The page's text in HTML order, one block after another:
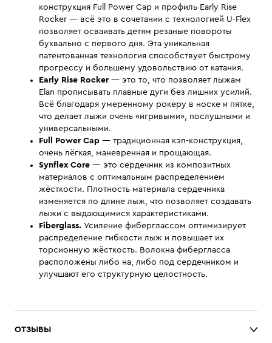
конструкция Full Power Cap и профиль Early Rise
Rocker — всё это в сочетании с технологией U-Flex
позволяет осваивать детям резаные повороты
буквально с первого дня. Эта уникальная
патентованная технология способствует быстрому
прогрессу и большему удовольствию от катания.
Early Rise Rocker— это то, что позволяет лыжам
Elan прописывать плавные дуги без лишних усилий.
Всё благодаря умеренному рокеру в носке и пятке,
что делает лыжи очень «игривыми», послушными и
универсальными.
Full Power Cap — традиционная кэп-конструкция,
очень лёгкая, маневренная и прощающая.
Synﬂex Core — это сердечник из композитных
материалов с оптимальным распределением
жёсткости. Плотность материала сердечника
изменяется по длине лыж, что позволяет создавать
лыжи с выдающимися характеристиками.
Fiberglass. Усиление фиберглассом оптимизирует
распределение гибкости лыж и повышает их
торсионную жёсткость. Волокна фибергласса
расположены либо на, либо под сердечником и
улучшают его структурную целостность.
ОТЗЫВЫ